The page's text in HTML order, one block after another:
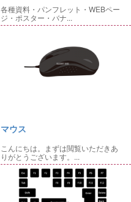
各種資料・パンフレット・WEBペー
ジ・ポスター・バナ...
マウス
こんにちは。まずは閲覧いただきあ
りがとうございます。...